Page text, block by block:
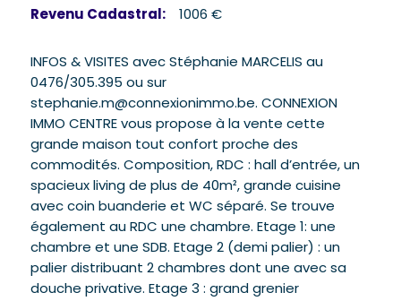
Revenu Cadastral: 1006 €
INFOS & VISITES avec Stéphanie MARCELIS au
0476/305.395 ou sur
stephanie.m@connexionimmo.be. CONNEXION
IMMO CENTRE vous propose à la vente cette
grande maison tout confort proche des
commodités. Composition, RDC : hall d’entrée, un
spacieux living de plus de 40m², grande cuisine
avec coin buanderie et WC séparé. Se trouve
également au RDC une chambre. Etage 1: une
chambre et une SDB. Etage 2 (demi palier) : un
palier distribuant 2 chambres dont une avec sa
douche privative. Etage 3 : grand grenier